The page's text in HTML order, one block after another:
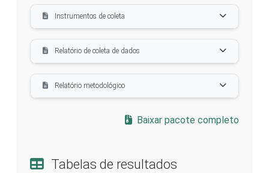
Instrumentos de coleta
Relatório de coleta de dados
Relatório metodológico
Baixar pacote completo
Tabelas de resultados